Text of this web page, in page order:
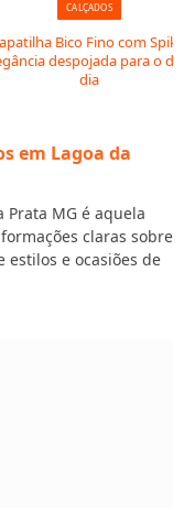
CALÇADOS
Bico Fino com Spike:
despojada para o dia a
dia
em Lagoa da
Prata MG é aquela
claras sobre
estilos e ocasiões de